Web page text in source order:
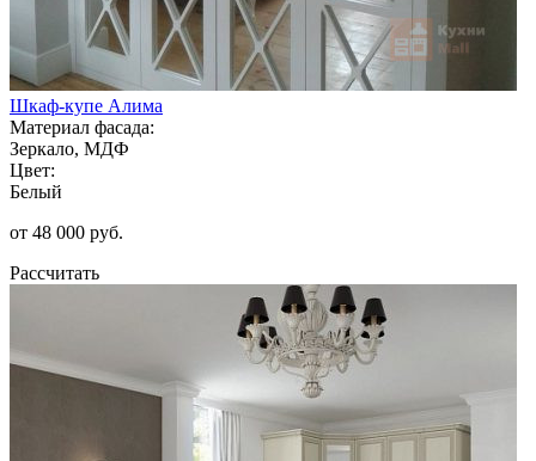
Шкаф-купе Алима
Материал фасада:
Зеркало, МДФ
Цвет:
Белый
от 48 000 руб.
Рассчитать